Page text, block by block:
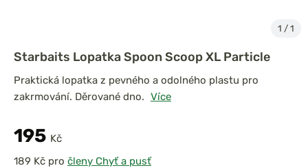
1 / 1
Starbaits Lopatka Spoon Scoop XL Particle
Praktická lopatka z pevného a odolného plastu pro
zakrmování. Děrované dno. Více
195 Kč
pro členy Chyť a pusť